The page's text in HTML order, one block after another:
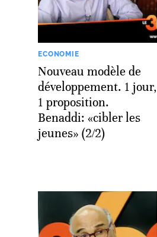
ECONOMIE
Nouveau modèle de
développement. 1 jour,
1 proposition.
Benaddi: «cibler les
jeunes» (2/2)